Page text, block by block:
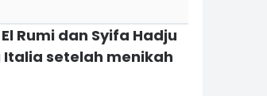
Rumi dan Syifa Hadju
setelah menikah